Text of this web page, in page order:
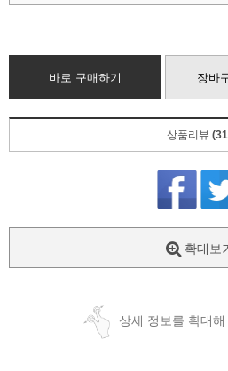
바로 구매하기 장바
상품리뷰
확대보
상세 정보를 확대